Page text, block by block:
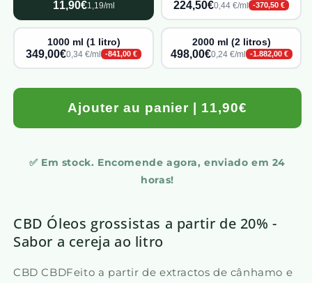
11,90€1,19/ml 224,50€0,44 €/ml -370,50 €
1000 ml (1 litro)
349,00€0,34 €/ml -841,00 €
2000 ml (2 litros)
498,00€0,24 €/ml -1.882,00 €
Ajouter au panier | 11,90€
✅ Em stock. Encomende agora, enviado em 24
horas!
CBD Óleos grossistas a partir de 20% -
Sabor a cereja ao litro
CBD CBDFeito a partir de extractos de cânhamo e